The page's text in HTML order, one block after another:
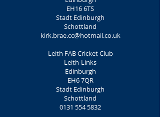
EH16 6TS
Stadt Edinburgh
Schottland
kirk.brae.cc@hotmail.co.uk
Leith FAB Cricket Club
Leith-Links
Edinburgh
EH6 7QR
Stadt Edinburgh
Schottland
0131 554 5832